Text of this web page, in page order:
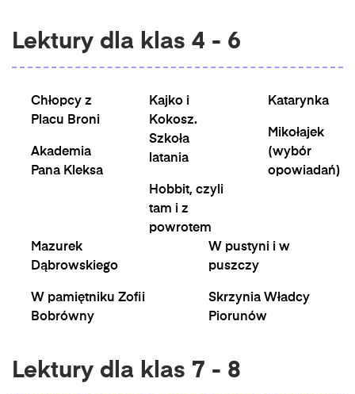
Lektury dla klas 4 - 6
Chłopcy z
Placu Broni
Akademia
Pana Kleksa
Kajko i
Kokosz.
Szkoła
latania
Hobbit, czyli
tam i z
powrotem
Katarynka
Mikołajek
(wybór
opowiadań)
Mazurek
Dąbrowskiego
W pamiętniku Zofii
Bobrówny
W pustyni i w
puszczy
Skrzynia Władcy
Piorunów
Lektury dla klas 7 - 8